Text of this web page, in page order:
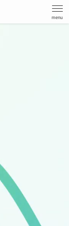
menu